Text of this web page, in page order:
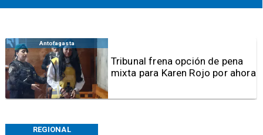
REGIONAL
Regional
denuncias por muerte de
ballena en Mejillones y maltrato